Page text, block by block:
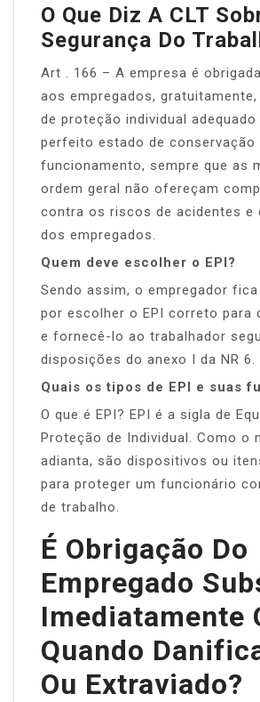
O Que Diz A CLT
Segurança Do
Art . 166 – A empresa é
aos empregados,
de proteção individual
perfeito estado de conservação
funcionamento, sempre que as
ordem geral não ofereçam
contra os riscos de acidentes e
dos empregados.
Quem deve escolher o EPI?
Sendo assim, o empregador
por escolher o EPI correto para
e fornecê-lo ao trabalhador
disposições do anexo I da NR 6.
Quais os tipos de EPI e suas
O que é EPI? EPI é a sigla de
Proteção de Individual. Como o
adianta, são dispositivos ou
para proteger um funcionário
de trabalho.
É Obrigação Do
Empregado
Imediatamente
Quando
Ou Extraviado?